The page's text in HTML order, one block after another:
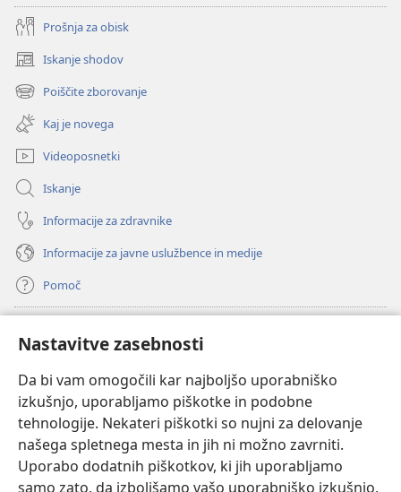
Nastavitve zasebnosti
Da bi vam omogočili kar najboljšo uporabniško
izkušnjo, uporabljamo piškotke in podobne
tehnologije. Nekateri piškotki so nujni za delovanje
našega spletnega mesta in jih ni možno zavrniti.
Uporabo dodatnih piškotkov, ki jih uporabljamo
samo zato, da izboljšamo vašo uporabniško izkušnjo,
Prošnja za obisk
Iskanje shodov
(odpre
novo
okno)
Poiščite zborovanje
(odpre
novo
okno)
Kaj je novega
Videoposnetki
Iskanje
Informacije za zdravnike
Informacije za javne uslužbence in medije
Pomoč
(odpre
novo
okno) Watchtowerjeva SPLETNA KNJIŽNICA™
(odpre
novo
okno) JW Hub
(odpre
novo
okno)JW Library